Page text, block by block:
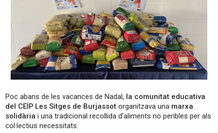
Poc abans de les vacances de Nadal, la comunitat educativa
del CEIP Les Sitges de Burjassot organitzava una marxa
solidària i una tradicional recollida d’aliments no peribles per als
col·lectius necessitats.